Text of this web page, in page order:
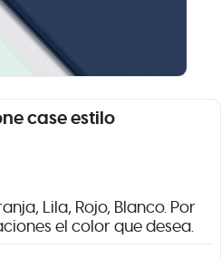
case estilo
Lila, Rojo, Blanco. Por
el color que desea.